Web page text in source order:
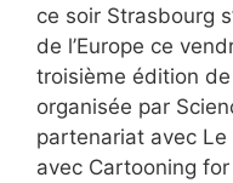
ce soir Strasbourg
de l’Europe ce
troisième édition de
organisée par
partenariat avec
avec Cartooning